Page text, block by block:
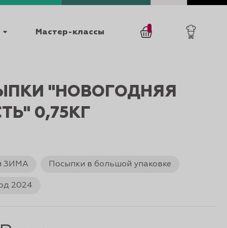
КАТАЛОГИ
Мастер-классы
"НОВОГОДНЯЯ
0,75КГ
ЗИМА Посыпки в большой упаковке
2024